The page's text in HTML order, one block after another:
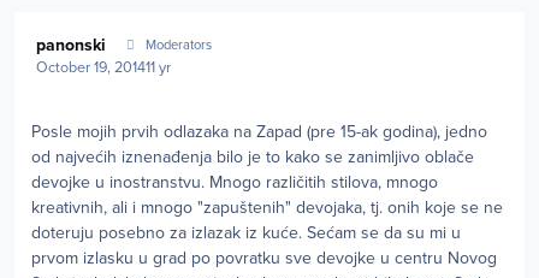
panonski Moderators
October 19, 201411 yr
Posle mojih prvih odlazaka na Zapad (pre 15-ak godina), jedno
od najvećih iznenađenja bilo je to kako se zanimljivo oblače
devojke u inostranstvu. Mnogo različitih stilova, mnogo
kreativnih, ali i mnogo "zapuštenih" devojaka, tj. onih koje se ne
doteruju posebno za izlazak iz kuće. Sećam se da su mi u
prvom izlasku u grad po povratku sve devojke u centru Novog